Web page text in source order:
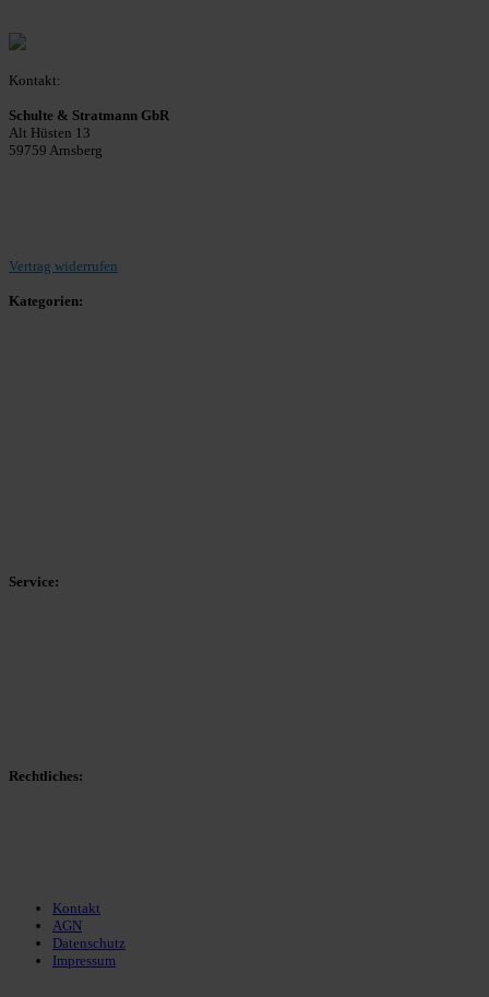
Kontakt:
Schulte & Stratmann GbR
Alt Hüsten 13
59759 Arnsberg
Vertrag widerrufen
Kategorien:
Service:
Rechtliches:
Kontakt
AGN
Datenschutz
Impressum